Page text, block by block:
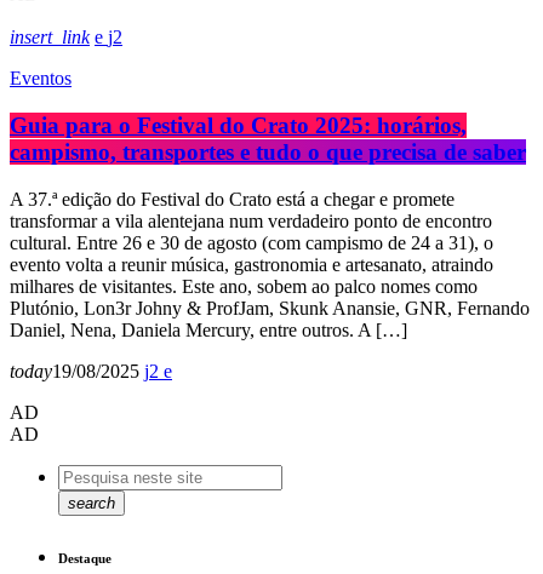
insert_link
2
Eventos
Guia para o Festival do Crato 2025: horários,
campismo, transportes e tudo o que precisa de saber
A 37.ª edição do Festival do Crato está a chegar e promete
transformar a vila alentejana num verdadeiro ponto de encontro
cultural. Entre 26 e 30 de agosto (com campismo de 24 a 31), o
evento volta a reunir música, gastronomia e artesanato, atraindo
milhares de visitantes. Este ano, sobem ao palco nomes como
Plutónio, Lon3r Johny & ProfJam, Skunk Anansie, GNR, Fernando
Daniel, Nena, Daniela Mercury, entre outros. A […]
today19/08/2025 2
AD
AD
search
Destaque